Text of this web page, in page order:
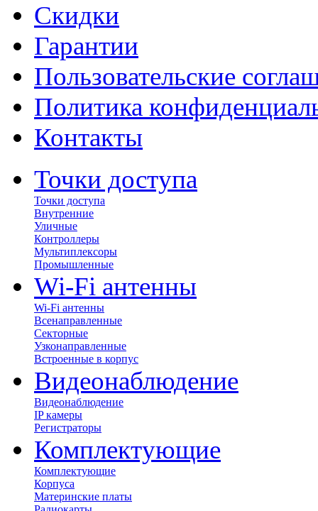
Скидки
Гарантии
Пользовательские
Политика
Контакты
Точки доступа
Точки доступа
Внутренние
Уличные
Контроллеры
Мультиплексоры
Промышленные
Wi-Fi антенны
Wi-Fi антенны
Всенаправленные
Секторные
Узконаправленные
Встроенные в корпус
Видеонаблюдение
Видеонаблюдение
IP камеры
Регистраторы
Комплектующие
Комплектующие
Корпуса
Материнские платы